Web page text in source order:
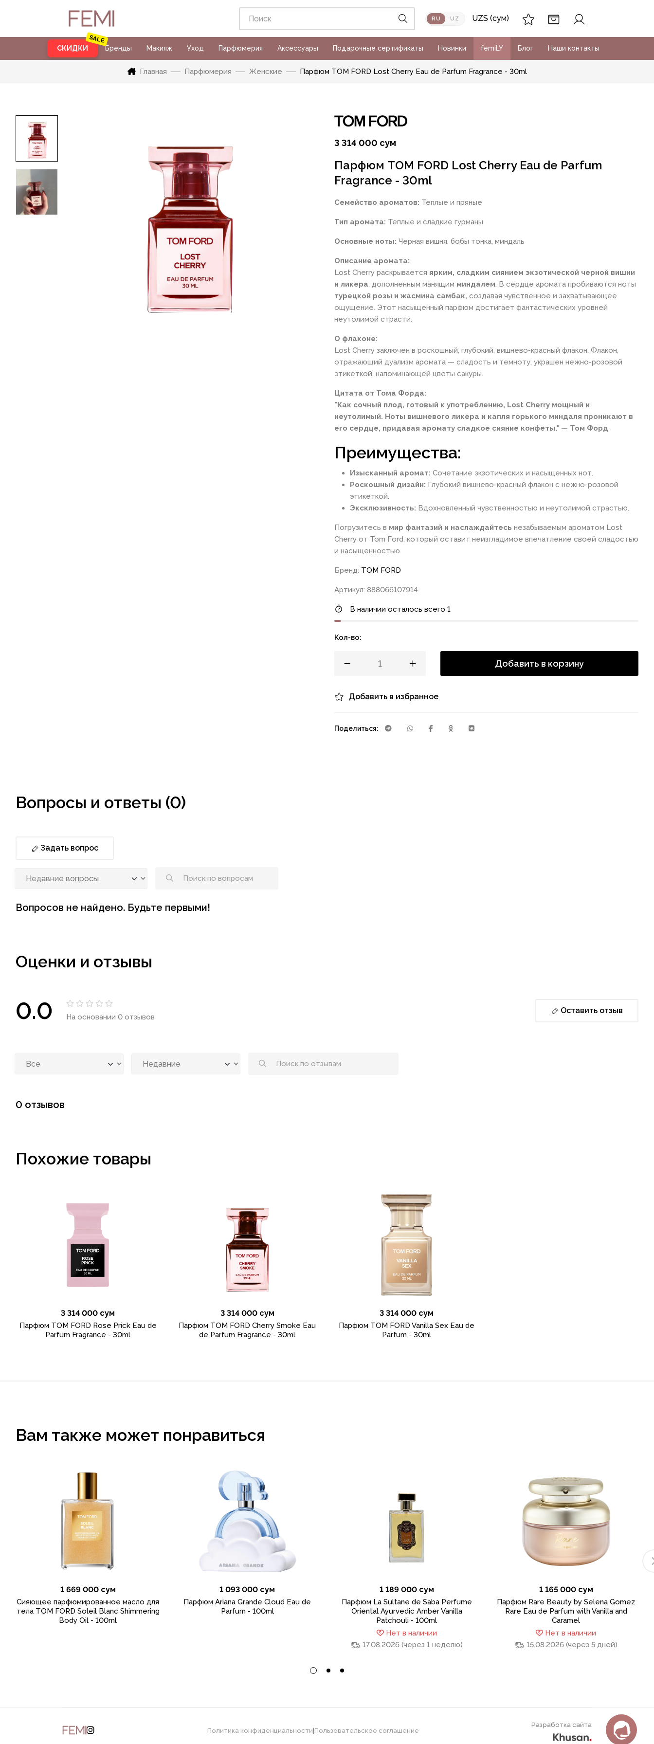
RU UZ UZS (сум)
СКИДКИ Бренды Макияж Уход Парфюмерия Аксессуары Подарочные сертификаты Новинки femiLY Блог Наши контакты
Главная Парфюмерия Женские Парфюм TOM FORD Lost Cherry Eau de Parfum Fragrance - 30ml
3 314 000 сум
Парфюм TOM FORD Lost Cherry Eau de Parfum
Fragrance - 30ml
Семейство ароматов: Теплые и пряные
Тип аромата: Теплые и сладкие гурманы
Основные ноты: Черная вишня, бобы тонка, миндаль
Описание аромата:
Lost Cherry раскрывается ярким, сладким сиянием экзотической черной вишни
и ликера, дополненным манящим миндалем. В сердце аромата пробиваются ноты
турецкой розы и жасмина самбак, создавая чувственное и захватывающее
ощущение. Этот насыщенный парфюм достигает фантастических уровней
неутолимой страсти.
О флаконе:
Lost Cherry заключен в роскошный, глубокий, вишнево-красный флакон. Флакон,
отражающий дуализм аромата — сладость и темноту, украшен нежно-розовой
этикеткой, напоминающей цветы сакуры.
Цитата от Тома Форда:
"Как сочный плод, готовый к употреблению, Lost Cherry мощный и
неутолимый. Ноты вишневого ликера и капля горького миндаля проникают в
его сердце, придавая аромату сладкое сияние конфеты." — Том Форд
Преимущества:
Изысканный аромат: Сочетание экзотических и насыщенных нот.
Роскошный дизайн: Глубокий вишнево-красный флакон с нежно-розовой
этикеткой.
Эксклюзивность: Вдохновленный чувственностью и неутолимой страстью.
Погрузитесь в мир фантазий и наслаждайтесь незабываемым ароматом Lost
Cherry от Tom Ford, который оставит неизгладимое впечатление своей сладостью
и насыщенностью.
Бренд: TOM FORD
Артикул: 888066107914
В наличии осталось всего 1
Кол-во:
Добавить в корзину
Добавить в избранное
Поделиться:
Вопросы и ответы (0)
Задать вопрос
Вопросов не найдено. Будьте первыми!
Оценки и отзывы
0.0 На основании 0 отзывов
Оставить отзыв
0 отзывов
Похожие товары
3 314 000 сум
Парфюм TOM FORD Rose Prick Eau de
Parfum Fragrance - 30ml
3 314 000 сум
Парфюм TOM FORD Cherry Smoke Eau
de Parfum Fragrance - 30ml
3 314 000 сум
Парфюм TOM FORD Vanilla Sex Eau de
Parfum - 30ml
Вам также может понравиться
1 669 000 сум
Сияющее парфюмированное масло для
тела TOM FORD Soleil Blanc Shimmering
Body Oil - 100ml
1 093 000 сум
Парфюм Ariana Grande Cloud Eau de
Parfum - 100ml
1 189 000 сум
Парфюм La Sultane de Saba Perfume
Oriental Ayurvedic Amber Vanilla
Patchouli - 100ml
Нет в наличии
17.08.2026 (через 1 неделю)
1 165 000 сум
Парфюм Rare Beauty by Selena Gomez
Rare Eau de Parfum with Vanilla and
Caramel
Нет в наличии
15.08.2026 (через 5 дней)
Политика конфиденциальности Пользовательское соглашение
Разработка сайта